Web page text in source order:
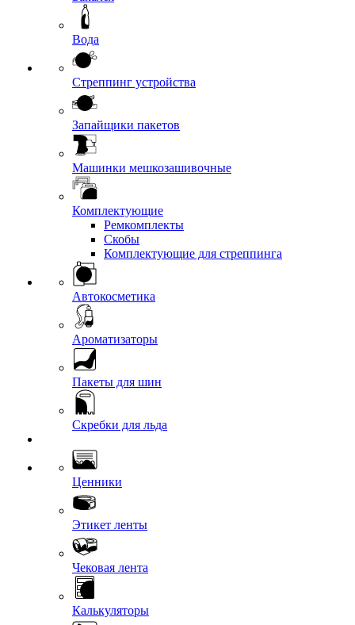
Вода
Стреппинг устройства
Запайщики пакетов
Машинки мешкозашивочные
Комплектующие
Ремкомплекты
Скобы
Комплектующие для стреппинга
Автокосметика
Ароматизаторы
Пакеты для шин
Скребки для льда
Ценники
Этикет ленты
Чековая лента
Калькуляторы